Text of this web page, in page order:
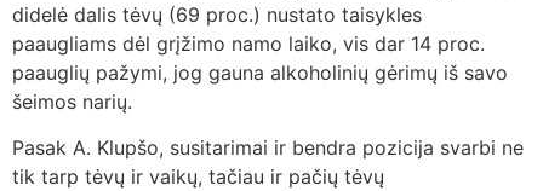
didelė dalis tėvų (69 proc.) nustato taisykles
paaugliams dėl grįžimo namo laiko, vis dar 14 proc.
paauglių pažymi, jog gauna alkoholinių gėrimų iš savo
šeimos narių.
Pasak A. Klupšo, susitarimai ir bendra pozicija svarbi ne
tik tarp tėvų ir vaikų, tačiau ir pačių tėvų